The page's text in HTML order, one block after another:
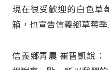
現在很受歡迎的白色草
箱，也宣告信義鄉草莓季
信義鄉青農 崔智凱說：